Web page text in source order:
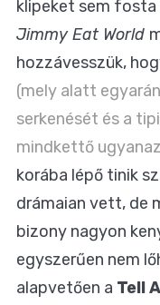
klipeket sem fosta
Jimmy Eat World
hozzávesszük,
(mely alatt
serkenését és a
mindkettő
korába lépő tinik
drámaian vett, de
bizony nagyon
egyszerűen nem
alapvetően a Tell